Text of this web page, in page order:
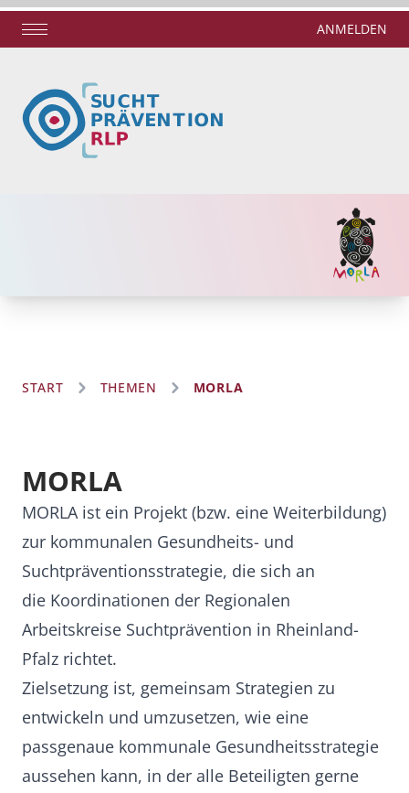
ANMELDEN
START THEMEN MORLA
MORLA
MORLA ist ein Projekt (bzw. eine Weiterbildung)
zur kommunalen Gesundheits- und
Suchtpräventionsstrategie, die sich an
die Koordinationen der Regionalen
Arbeitskreise Suchtprävention in Rheinland-
Pfalz richtet.
Zielsetzung ist, gemeinsam Strategien zu
entwickeln und umzusetzen, wie eine
passgenaue kommunale Gesundheitsstrategie
aussehen kann, in der alle Beteiligten gerne